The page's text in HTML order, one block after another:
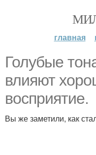
главная
Голубые
влияют
восприятие.
Вы же заметили, как